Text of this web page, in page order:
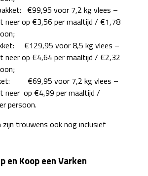
€99,95 voor 7,2 kg vlees –
neer op €3,56 per maaltijd / €1,78
€129,95 voor 8,5 kg vlees –
neer op €4,64 per maaltijd / €2,32
€69,95 voor 7,2 kg vlees –
neer op €4,99 per maaltijd /
persoon.
zijn trouwens ook nog inclusief
en Koop een Varken